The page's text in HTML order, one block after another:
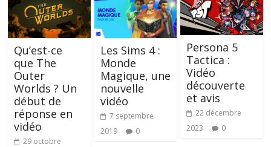
Qu’est-ce
que The
Outer
Worlds ? Un
début de
réponse en
vidéo
29 octobre
Les Sims 4 :
Monde
Magique, une
nouvelle
vidéo
7 septembre
2019
0
Persona 5
Tactica :
Vidéo
découverte
et avis
22 décembre
2023
0